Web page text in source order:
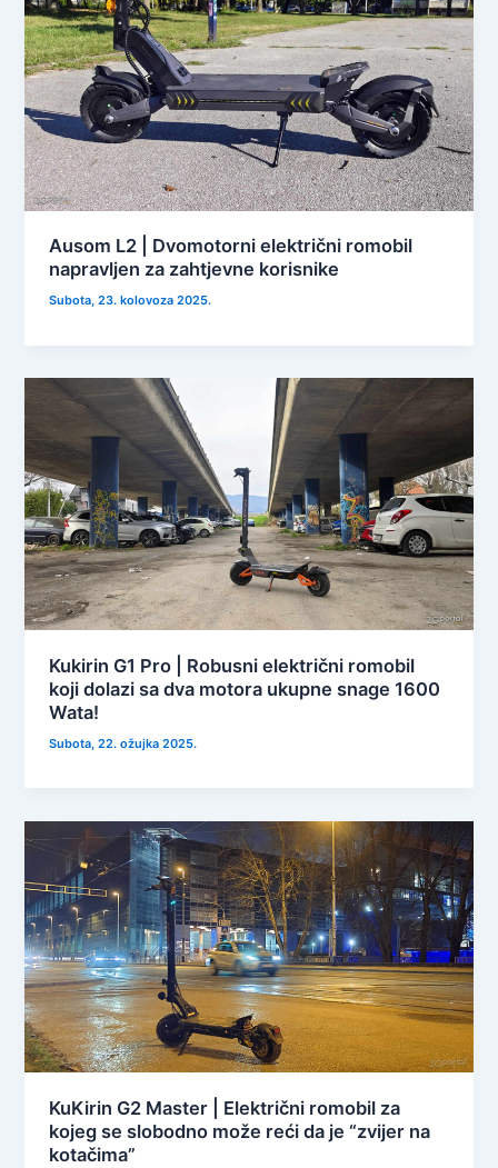
Ausom L2 | Dvomotorni električni romobil
napravljen za zahtjevne korisnike
Subota, 23. kolovoza 2025.
Kukirin G1 Pro | Robusni električni romobil
koji dolazi sa dva motora ukupne snage 1600
Wata!
Subota, 22. ožujka 2025.
KuKirin G2 Master | Električni romobil za
kojeg se slobodno može reći da je “zvijer na
kotačima”